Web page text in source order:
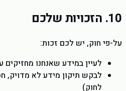
10. הזכויות שלכם
על-פי חוק, יש לכם זכות:
לעיין במידע שאנחנו מחזיקים
לחוק)